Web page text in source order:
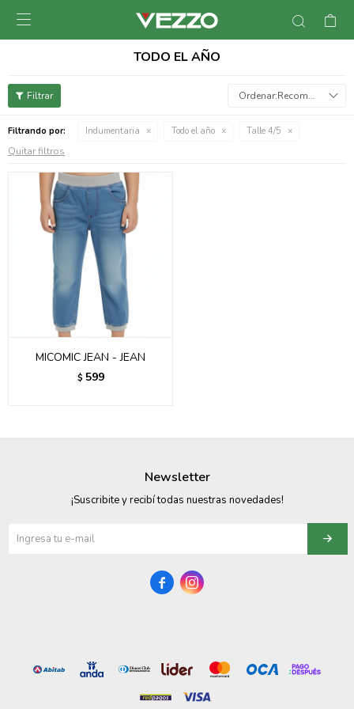

TODO EL AÑO
Recomendados
Filtrando por: Indumentaria Todo el año Talle 4/5
Quitar filtros
MICOMIC JEAN - JEAN
$ 599
Newsletter
¡Suscribite y recibí todas nuestras novedades!
 